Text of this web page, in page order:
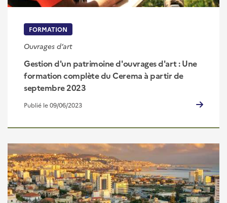
FORMATION
Ouvrages d’art
Gestion d'un patrimoine d'ouvrages d'art : Une
formation complète du Cerema à partir de
septembre 2023
Publié le 09/06/2023